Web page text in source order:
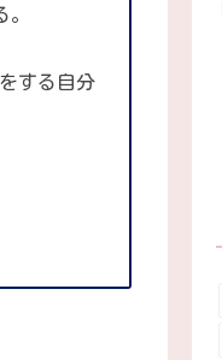
する自分